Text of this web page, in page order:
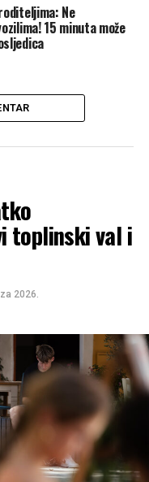
Ne
15 minuta može
toplinski val i
2026.